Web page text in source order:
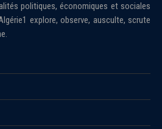
politiques, économiques et sociales
explore, observe, ausculte, scrute